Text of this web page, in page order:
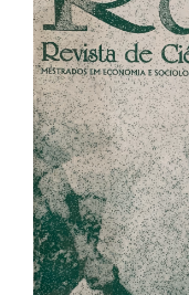
de
artigos